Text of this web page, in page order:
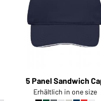
5 Panel Sandwich
Erhältlich in one size